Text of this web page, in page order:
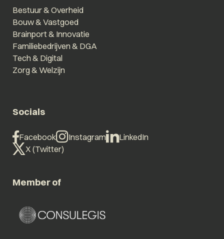
Bestuur & Overheid
Bouw & Vastgoed
Brainport & Innovatie
Familiebedrijven & DGA
Tech & Digital
Zorg & Welzijn
Socials
Facebook Instagram
LinkedIn
X (Twitter)
Member of